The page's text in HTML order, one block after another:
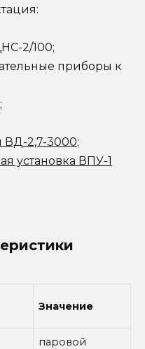
2/100;
приборы к
ВД-2,7-3000;
установка ВПУ-1
Значение
паровой